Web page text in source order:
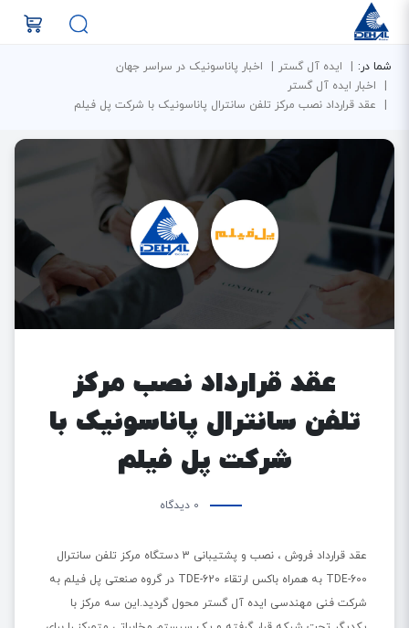
شما در: ایده آل گستر
اخبار پاناسونیک در سراسر جهان
اخبار ایده آل گستر
عقد قرارداد نصب مرکز تلفن سانترال پاناسونیک با شرکت پل فیلم
عقد قرارداد نصب مرکز
تلفن سانترال پاناسونیک با
شرکت پل فیلم
0 دیدگاه
عقد قرارداد فروش ، نصب و پشتیبانی 3 دستگاه مرکز تلفن سانترال
TDE-600 به همراه باکس ارتقاء TDE-620 در گروه صنعتی پل فیلم به
شرکت فنی مهندسی ایده آل گستر محول گردید.این سه مرکز با